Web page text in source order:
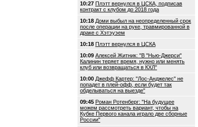
10:27 Плэтт вернулся в ЦСКА, подписав
контракт с клубом до 2018 года
10:18 Доми выбыл на неопределенный срок
после операции на руке, травмированной в
драке с Хэтэуэем
10:18 Плэтт вернулся в ЦСКА
10:09 Алексей Житник: "В "Нью-Джерси"
Калинин теряет время, нужно или менять
клуб или возвращаться в КХЛ"
10:00 Джефф Картер: "Лос-Анджелес" не
попадет в плей-офф, если будет так
обделываться на выезде"
09:45 Роман Ротенберг: "На будущее
можем рассмотреть вариант, чтобы на
Кубке Первого канала играло две сборные
России"